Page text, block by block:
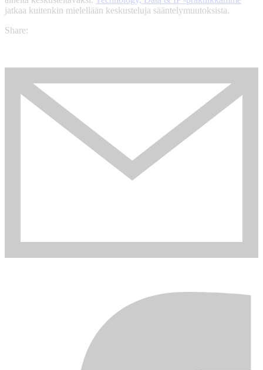
jatkaa kuitenkin mielellään keskusteluja sääntelymuutoksista.
Share: